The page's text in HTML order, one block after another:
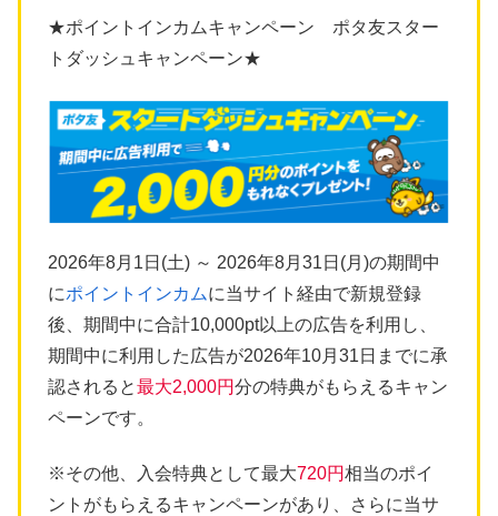
★ポイントインカムキャンペーン ポタ友スター
トダッシュキャンペーン★
2026年8月1日(土) ～ 2026年8月31日(月)の期間中
にポイントインカムに当サイト経由で新規登録
後、期間中に合計10,000pt以上の広告を利用し、
期間中に利用した広告が2026年10月31日までに承
認されると最大2,000円分の特典がもらえるキャン
ペーンです。
※その他、入会特典として最大720円相当のポイ
ントがもらえるキャンペーンがあり、さらに当サ